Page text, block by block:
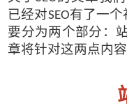
已经对SEO有了一个
要分为两个部分：
章将针对这两点内